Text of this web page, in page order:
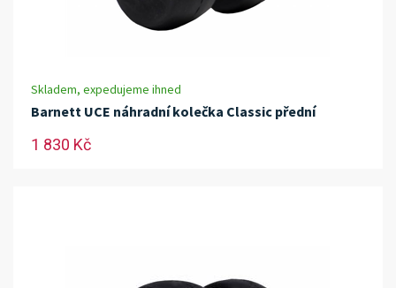
Skladem, expedujeme ihned
Barnett UCE náhradní kolečka Classic přední
1 830 Kč